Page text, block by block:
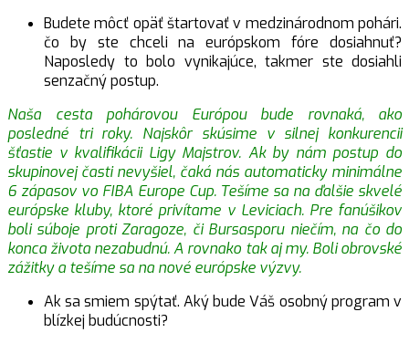
Budete môcť opäť štartovať v medzinárodnom pohári.
čo by ste chceli na európskom fóre dosiahnuť?
Naposledy to bolo vynikajúce, takmer ste dosiahli
senzačný postup.
Naša cesta pohárovou Európou bude rovnaká, ako
posledné tri roky. Najskôr skúsime v silnej konkurencii
šťastie v kvalifikácii Ligy Majstrov. Ak by nám postup do
skupinovej časti nevyšiel, čaká nás automaticky minimálne
6 zápasov vo FIBA Europe Cup. Tešíme sa na ďalšie skvelé
európske kluby, ktoré privítame v Leviciach. Pre fanúšikov
boli súboje proti Zaragoze, či Bursasporu niečím, na čo do
konca života nezabudnú. A rovnako tak aj my. Boli obrovské
zážitky a tešíme sa na nové európske výzvy.
Ak sa smiem spýtať. Aký bude Váš osobný program v
blízkej budúcnosti?